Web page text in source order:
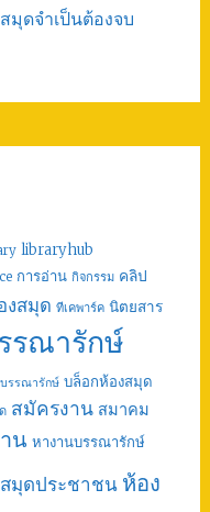
มุดจำเป็นต้องจบ
libraryhub
การอ่าน กิจกรรม คลิป
งสมุด ทีเคพาร์ค นิตยสาร
รณารักษ์
รรณารักษ์ บล็อกห้องสมุด
สมัครงาน สมาคม
น หางานบรรณารักษ์
มุดประชาชน ห้อง